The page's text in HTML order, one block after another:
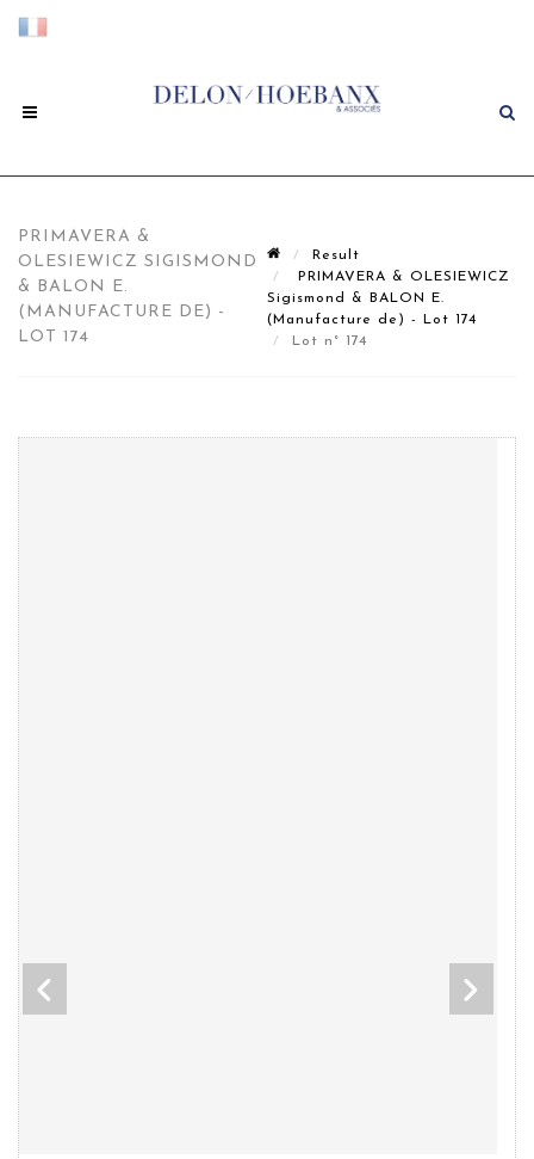
PRIMAVERA &
OLESIEWICZ SIGISMOND
& BALON E.
(MANUFACTURE DE) -
LOT 174
Result
PRIMAVERA & OLESIEWICZ
Sigismond & BALON E.
(Manufacture de) - Lot 174
Lot n° 174